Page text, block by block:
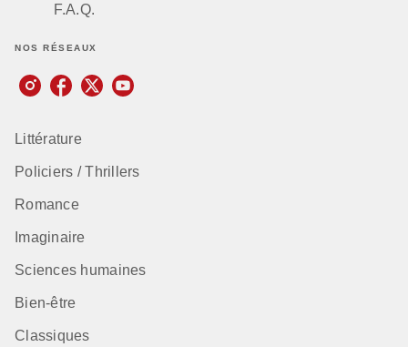
F.A.Q.
NOS RÉSEAUX
Littérature
Policiers / Thrillers
Romance
Imaginaire
Sciences humaines
Bien-être
Classiques